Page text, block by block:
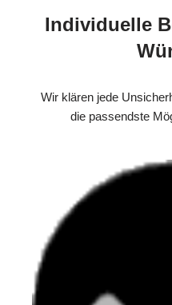
Individuelle
Wir klären jede
die passendste